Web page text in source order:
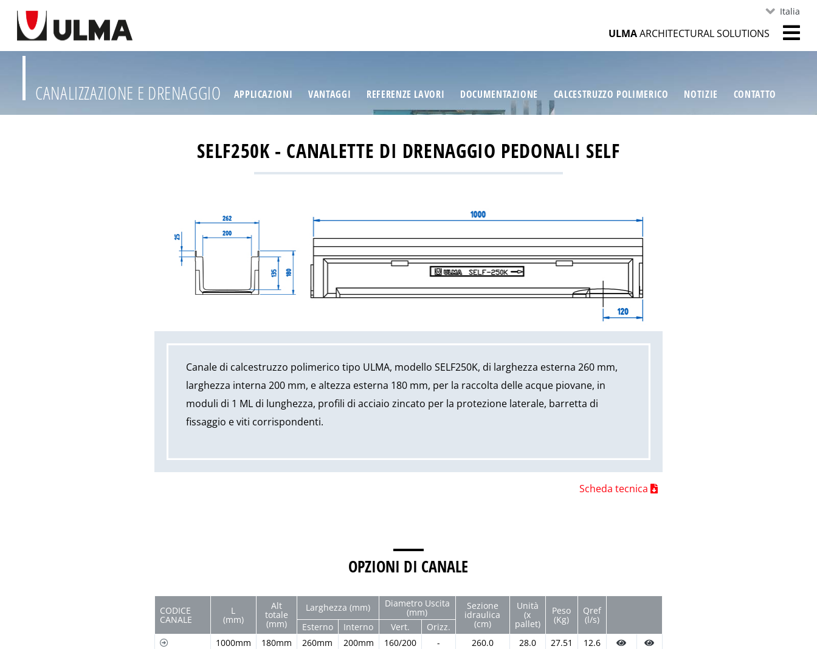
Italia
ULMAARCHITECTURAL SOLUTIONS
CANALIZZAZIONE E DRENAGGIO APPLICAZIONI VANTAGGI REFERENZE LAVORI DOCUMENTAZIONE CALCESTRUZZO POLIMERICO NOTIZIE CONTATTO
SELF250K - CANALETTE DI DRENAGGIO PEDONALI SELF
Canale di calcestruzzo polimerico tipo ULMA, modello SELF250K, di larghezza esterna 260 mm,
larghezza interna 200 mm, e altezza esterna 180 mm, per la raccolta delle acque piovane, in
moduli di 1 ML di lunghezza, profili di acciaio zincato per la protezione laterale, barretta di
fissaggio e viti corrispondenti.
Scheda tecnica
OPZIONI DI CANALE
CODICE
CANALE
L
(mm)
Alt
totale
(mm)
Larghezza (mm) Diametro Uscita
(mm)
Sezione
idraulica
(cm)
Unità
(x
pallet)
Peso
(Kg)
Qref
(l/s)
Esterno Interno Vert. Orizz.
1000mm 180mm 260mm 200mm 160/200 - 260.0 28.0 27.51
12.6